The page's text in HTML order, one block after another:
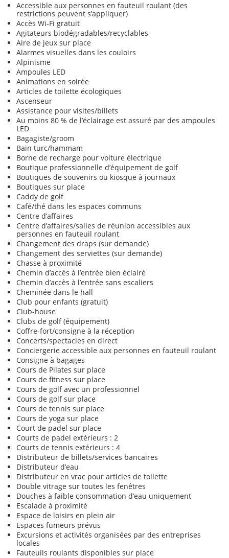
Accessible aux personnes en fauteuil roulant (des
restrictions peuvent s’appliquer)
Accès Wi-Fi gratuit
Agitateurs biodégradables/recyclables
Aire de jeux sur place
Alarmes visuelles dans les couloirs
Alpinisme
Ampoules LED
Animations en soirée
Articles de toilette écologiques
Ascenseur
Assistance pour visites/billets
Au moins 80 % de l’éclairage est assuré par des ampoules
LED
Bagagiste/groom
Bain turc/hammam
Borne de recharge pour voiture électrique
Boutique professionnelle d’équipement de golf
Boutiques de souvenirs ou kiosque à journaux
Boutiques sur place
Caddy de golf
Café/thé dans les espaces communs
Centre d’affaires
Centre d’affaires/salles de réunion accessibles aux
personnes en fauteuil roulant
Changement des draps (sur demande)
Changement des serviettes (sur demande)
Chasse à proximité
Chemin d’accès à l’entrée bien éclairé
Chemin d’accès à l’entrée sans escaliers
Cheminée dans le hall
Club pour enfants (gratuit)
Club-house
Clubs de golf (équipement)
Coffre-fort/consigne à la réception
Concerts/spectacles en direct
Conciergerie accessible aux personnes en fauteuil roulant
Consigne à bagages
Cours de Pilates sur place
Cours de fitness sur place
Cours de golf avec un professionnel
Cours de golf sur place
Cours de tennis sur place
Cours de yoga sur place
Court de padel sur place
Courts de padel extérieurs : 2
Courts de tennis extérieurs : 4
Distributeur de billets/services bancaires
Distributeur d’eau
Distributeur en vrac pour articles de toilette
Double vitrage sur toutes les fenêtres
Douches à faible consommation d’eau uniquement
Escalade à proximité
Espace de loisirs en plein air
Espaces fumeurs prévus
Excursions et activités organisées par des entreprises
locales
Fauteuils roulants disponibles sur place